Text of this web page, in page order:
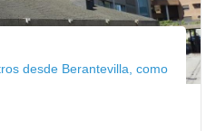
desde Berantevilla, como